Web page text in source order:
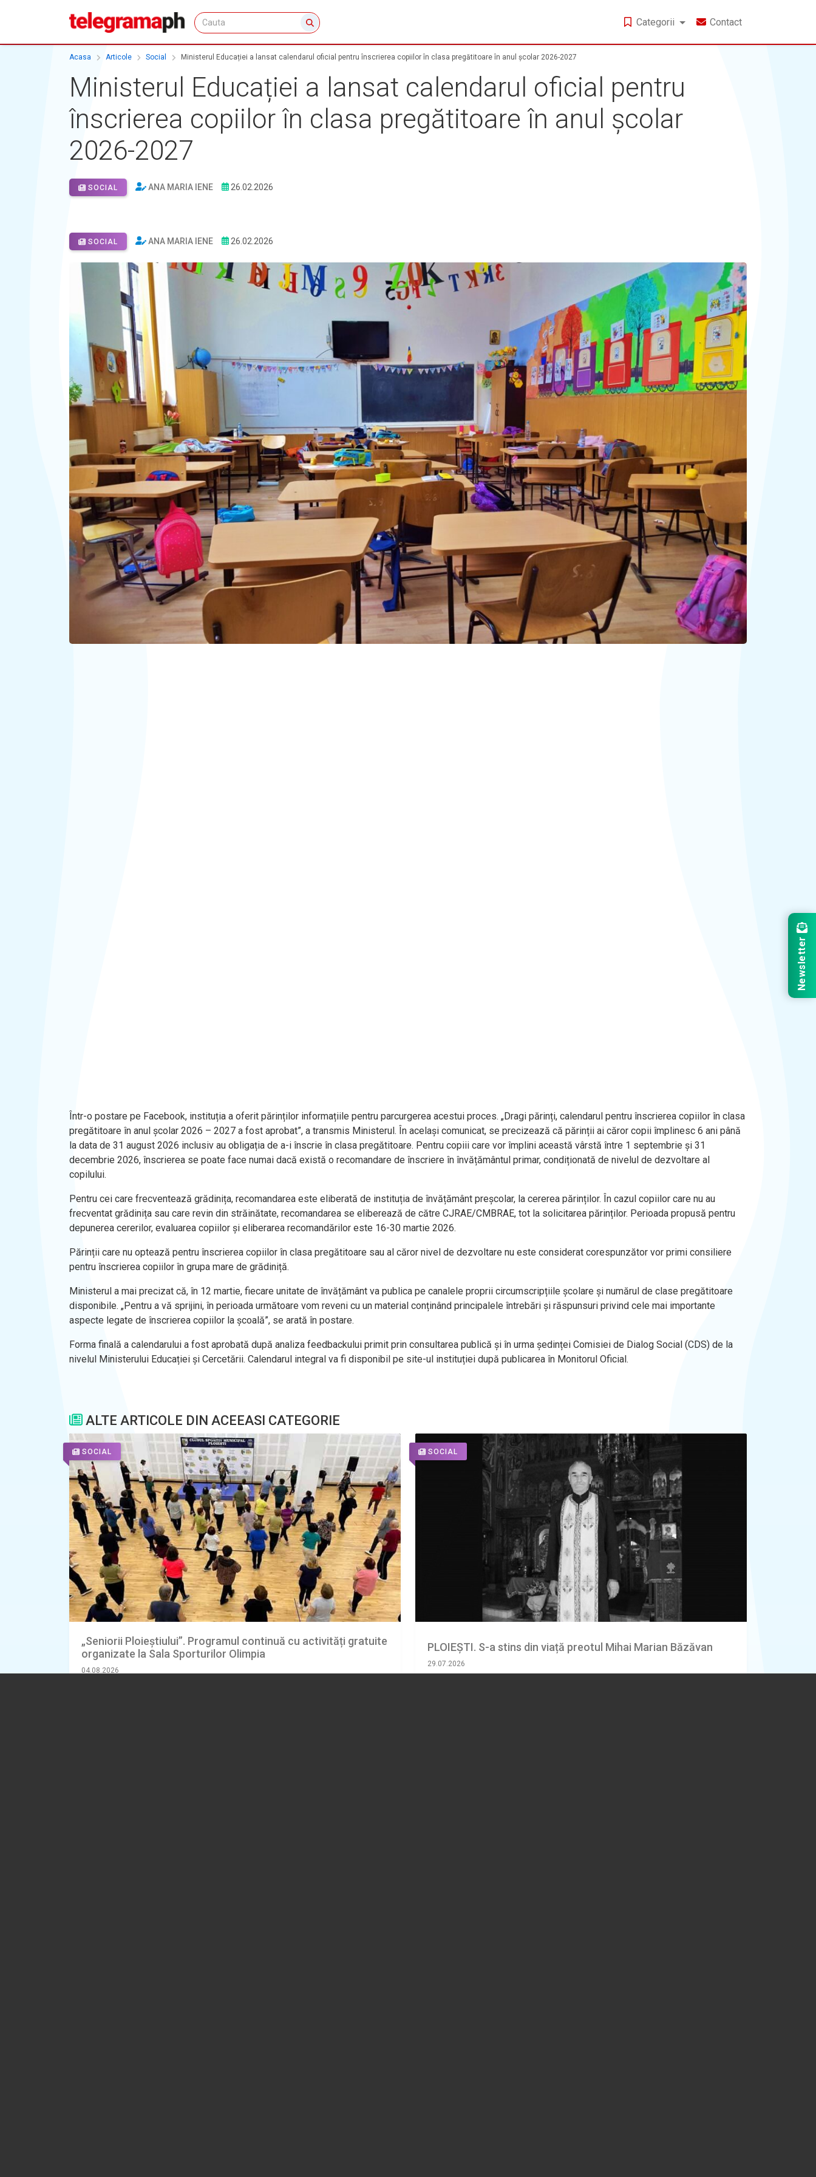
Categorii Contact
Acasa Articole Social Ministerul Educației a lansat calendarul oficial pentru înscrierea copiilor în clasa pregătitoare în anul școlar 2026-2027
Ministerul Educației a lansat calendarul oficial pentru
înscrierea copiilor în clasa pregătitoare în anul școlar
2026-2027
SOCIAL ANA MARIA IENE 26.02.2026
SOCIAL ANA MARIA IENE 26.02.2026
Într-o postare pe Facebook, instituția a oferit părinților informațiile pentru parcurgerea acestui proces. „Dragi părinți, calendarul pentru înscrierea copiilor în clasa
pregătitoare în anul școlar 2026 – 2027 a fost aprobat”, a transmis Ministerul. În același comunicat, se precizează că părinții ai căror copii împlinesc 6 ani până
la data de 31 august 2026 inclusiv au obligația de a-i înscrie în clasa pregătitoare. Pentru copiii care vor împlini această vârstă între 1 septembrie și 31
decembrie 2026, înscrierea se poate face numai dacă există o recomandare de înscriere în învățământul primar, condiționată de nivelul de dezvoltare al
copilului.
Pentru cei care frecventează grădinița, recomandarea este eliberată de instituția de învățământ preșcolar, la cererea părinților. În cazul copiilor care nu au
frecventat grădinița sau care revin din străinătate, recomandarea se eliberează de către CJRAE/CMBRAE, tot la solicitarea părinților. Perioada propusă pentru
depunerea cererilor, evaluarea copiilor și eliberarea recomandărilor este 16-30 martie 2026.
Părinții care nu optează pentru înscrierea copiilor în clasa pregătitoare sau al căror nivel de dezvoltare nu este considerat corespunzător vor primi consiliere
pentru înscrierea copiilor în grupa mare de grădiniță.
Ministerul a mai precizat că, în 12 martie, fiecare unitate de învățământ va publica pe canalele proprii circumscripțiile școlare și numărul de clase pregătitoare
disponibile. „Pentru a vă sprijini, în perioada următoare vom reveni cu un material conținând principalele întrebări și răspunsuri privind cele mai importante
aspecte legate de înscrierea copiilor la școală”, se arată în postare.
Forma finală a calendarului a fost aprobată după analiza feedbackului primit prin consultarea publică și în urma ședinței Comisiei de Dialog Social (CDS) de la
nivelul Ministerului Educației și Cercetării. Calendarul integral va fi disponibil pe site-ul instituției după publicarea în Monitorul Oficial.
ALTE ARTICOLE DIN ACEEASI CATEGORIE
SOCIAL
„Seniorii Ploieștiului”. Programul continuă cu activități gratuite
organizate la Sala Sporturilor Olimpia
04.08.2026
SOCIAL
PLOIEȘTI. S-a stins din viață preotul Mihai Marian Băzăvan
29.07.2026
Newsletter